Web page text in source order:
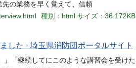
の業務を早く覚えて、信頼
種別：html サイズ：36.172KB
した - 埼玉県消防団ポータルサイト
「継続してにこのような講習会を受け